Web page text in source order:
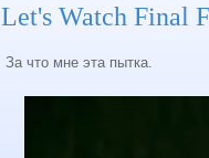
Let's Watch Final
За что мне эта пытка.